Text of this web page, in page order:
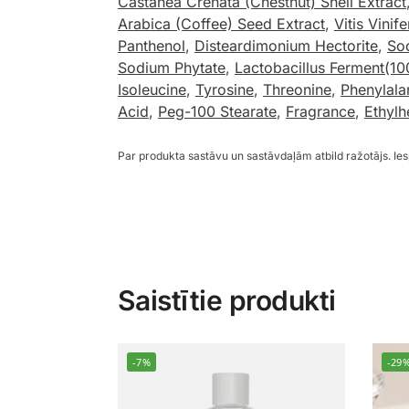
Arabica (Coffee) Seed Extract, Vitis
Panthenol, Disteardimonium Hectorite,
Sodium Phytate, Lactobacillus
Isoleucine, Tyrosine, Threonine,
Acid, Peg-100 Stearate, Fragrance,
Par produkta sastāvu un sastāvdaļām atbild ražotājs.
Saistītie produkti
-7% -